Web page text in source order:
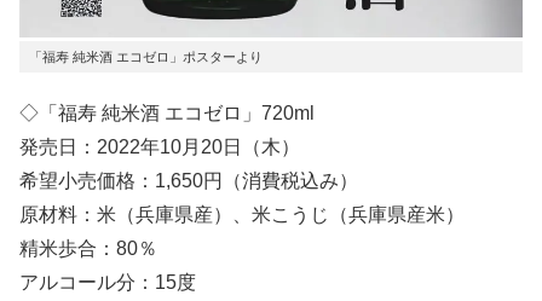
「福寿 純米酒 エコゼロ」ポスターより
◇「福寿 純米酒 エコゼロ」720ml
発売日：2022年10月20日（木）
希望小売価格：1,650円（消費税込み）
原材料：米（兵庫県産）、米こうじ（兵庫県産米）
精米歩合：80％
アルコール分：15度